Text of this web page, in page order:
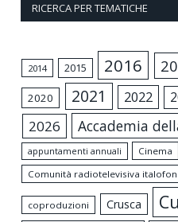
RICERCA PER TEMATICHE
2014 2015 2016
2020 2021 2022
2026 Accademia
appuntamenti annuali
Cinema
Comunità radiotelevisiva
coproduzioni Crusca